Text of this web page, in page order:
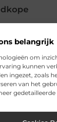
belangrijk
om
kunnen
ingezet, zoals
van het
nodig?